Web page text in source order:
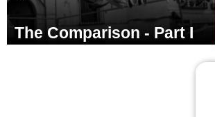
The Comparison - Part I